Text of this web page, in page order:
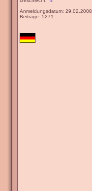
Anmeldungsdatum: 29.02.2008
Beiträge: 5271